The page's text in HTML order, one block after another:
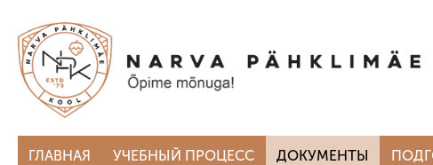
ГЛАВНАЯ УЧЕБНЫЙ ПРОЦЕСС ДОКУМЕНТЫ